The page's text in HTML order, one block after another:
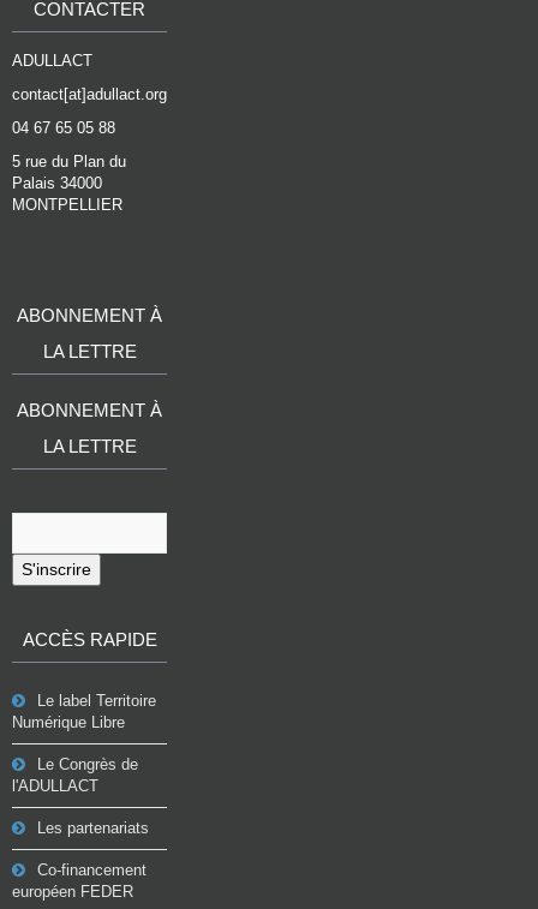
CONTACTER
ADULLACT
contact[at]adullact.org
04 67 65 05 88
5 rue du Plan du
Palais 34000
MONTPELLIER
ABONNEMENT À
LA LETTRE
ABONNEMENT À
LA LETTRE
S'inscrire
ACCÈS RAPIDE
Le label Territoire
Numérique Libre
Le Congrès de
l'ADULLACT
Les partenariats
Co-financement
européen FEDER